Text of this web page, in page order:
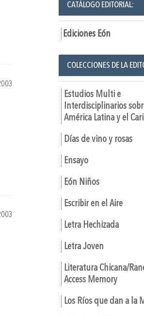
CATÁLOGO EDITORIAL:
Ediciones Eón
COLECCIONES DE LA
Estudios Multi e
Interdisciplinarios
América Latina y el
Días de vino y rosas
Ensayo
Eón Niños
Escribir en el Aire
Letra Hechizada
Letra Joven
Literatura Chicana/
Access Memory
Los Ríos que dan a la